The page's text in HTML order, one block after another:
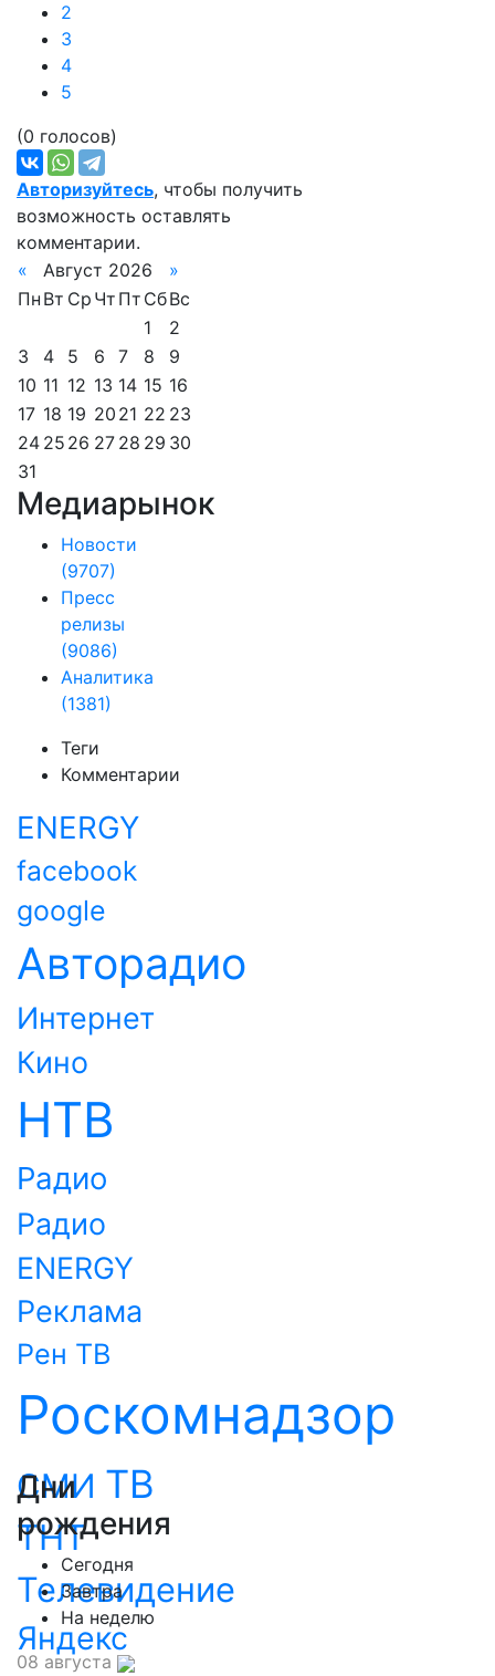
2
3
4
5
(0 голосов)
Авторизуйтесь, чтобы получить
возможность оставлять
комментарии.
«
Август 2026
»
Пн Вт Ср Чт Пт СбВс
1
2
3
4 5 6 7 8
9
10 11 12 13 14 15 16
17 18 19 20 21 22 23
24 25 26 27 28 29 30
31
Медиарынок
Новости
(9707)
Пресс
релизы
(9086)
Аналитика
(1381)
Теги
Комментарии
ENERGY
facebook
google
Авторадио
Интернет
Кино
НТВ
Радио
Радио
ENERGY
Реклама
Рен ТВ
Роскомнадзор
СМИ ТВ
ТНТ
Телевидение
Яндекс
Дни
рождения
Сегодня
Завтра
На неделю
08 августа